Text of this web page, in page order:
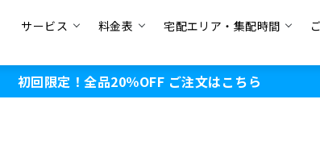
サービス 料金表 宅配エリア・集配時間
初回限定！全品20％OFF ご注文はこちら